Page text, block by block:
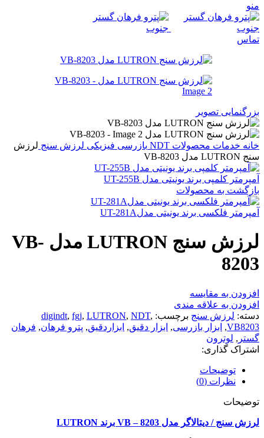
منو
تماس
بزرگنمایی تصویر
خانه خدمات محصولات NDT بازرسی فیزیکی لرزش سنج لرزش
سنج LUTRON مدل VB-8203
آمپرمتر کلمپی برند یونیتی مدل UT-255B
بازگشت به محصولات
آمپرمتر فلکسی برند یونیتی مدلUT-281A
لرزش سنج LUTRON مدل VB-
8203
افزودن به مقایسه
افزودن به علاقه مندی
دسته: لرزش سنج برچسب: digindt, fgj, LUTRON, NDT,
VB8203
, ابزار بازرسی, ابزار دقیق, ابزاردقیق, پترو فرهان, فرهان
گستر , لوترون
اشتراک گذاری:
توضیحات
نظرات (0)
توضیحات
لرزش سنج / دیتالاگر مدل VB – 8203 برند LUTRON